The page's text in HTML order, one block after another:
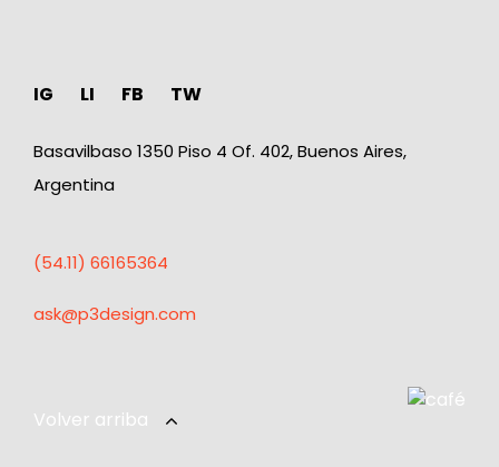
IG LI FB TW
Basavilbaso 1350 Piso 4 Of. 402, Buenos Aires,
Argentina
(54.11) 66165364
ask@p3design.com
Volver arriba